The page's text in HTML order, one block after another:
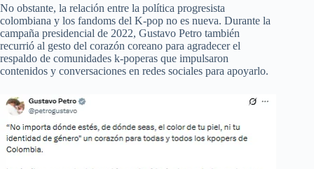
No obstante, la relación entre la política progresista
colombiana y los fandoms del K-pop no es nueva. Durante la
campaña presidencial de 2022, Gustavo Petro también
recurrió al gesto del corazón coreano para agradecer el
respaldo de comunidades k-poperas que impulsaron
contenidos y conversaciones en redes sociales para apoyarlo.